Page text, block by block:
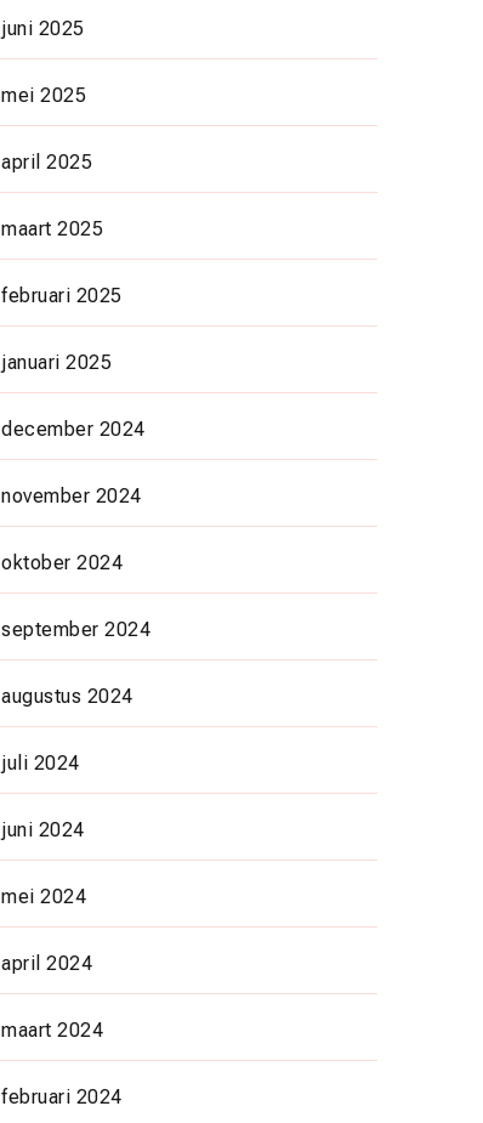
juni 2025
mei 2025
april 2025
maart 2025
februari 2025
januari 2025
december 2024
november 2024
oktober 2024
september 2024
augustus 2024
juli 2024
juni 2024
mei 2024
april 2024
maart 2024
februari 2024